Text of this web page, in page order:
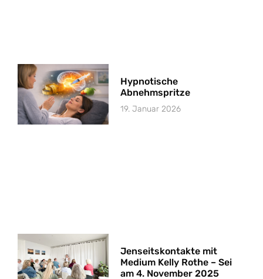
Hypnotische
Abnehmspritze
19. Januar 2026
Jenseitskontakte mit
Medium Kelly Rothe – Sei
am 4. November 2025